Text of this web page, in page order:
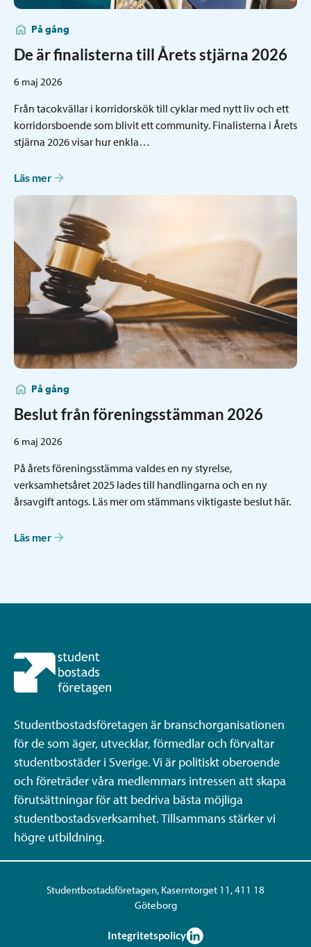
På gång
De är finalisterna till Årets stjärna 2026
6 maj 2026
Från tacokvällar i korridorskök till cyklar med nytt liv och ett
korridorsboende som blivit ett community. Finalisterna i Årets
stjärna 2026 visar hur enkla…
Läs mer
På gång
Beslut från föreningsstämman 2026
6 maj 2026
På årets föreningsstämma valdes en ny styrelse,
verksamhetsåret 2025 lades till handlingarna och en ny
årsavgift antogs. Läs mer om stämmans viktigaste beslut här.
Läs mer
Studentbostadsföretagen är branschorganisationen
för de som äger, utvecklar, förmedlar och förvaltar
studentbostäder i Sverige. Vi är politiskt oberoende
och företräder våra medlemmars intressen att skapa
förutsättningar för att bedriva bästa möjliga
studentbostadsverksamhet. Tillsammans stärker vi
högre utbildning.
Studentbostadsföretagen, Kaserntorget 11, 411 18
Göteborg
Integritetspolicy